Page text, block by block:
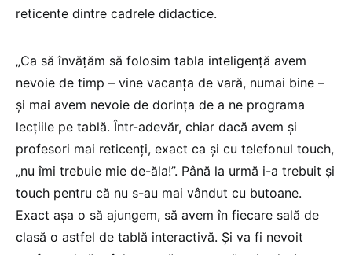
reticente dintre cadrele didactice.
„Ca să învățăm să folosim tabla inteligență avem
nevoie de timp – vine vacanța de vară, numai bine –
și mai avem nevoie de dorința de a ne programa
lecțiile pe tablă. Într-adevăr, chiar dacă avem și
profesori mai reticenți, exact ca și cu telefonul touch,
„nu îmi trebuie mie de-ăla!”. Până la urmă i-a trebuit și
touch pentru că nu s-au mai vândut cu butoane.
Exact așa o să ajungem, să avem în fiecare sală de
clasă o astfel de tablă interactivă. Și va fi nevoit